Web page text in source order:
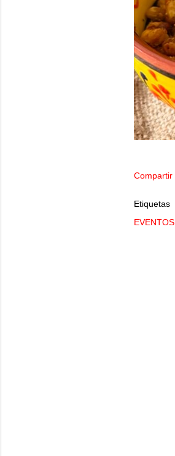
Compartir
Etiquetas
EVENTOS